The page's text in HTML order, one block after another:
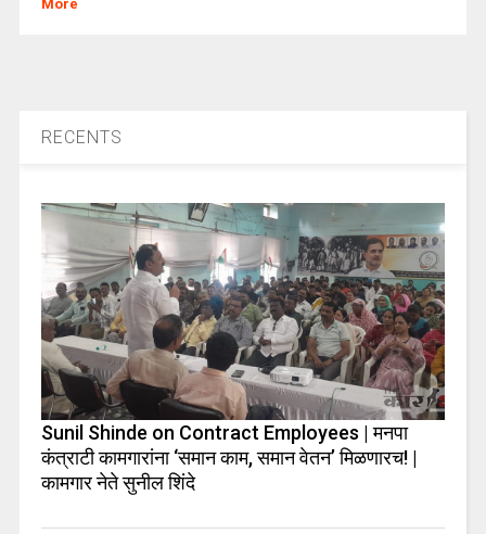
More
RECENTS
Sunil Shinde on Contract Employees | मनपा
कंत्राटी कामगारांना ‘समान काम, समान वेतन’ मिळणारच! |
कामगार नेते सुनील शिंदे